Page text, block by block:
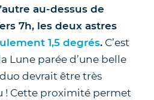
au-dessus de
7h, les deux astres
1,5 degrés. C’est
Lune parée d’une belle
devrait être très
! Cette proximité permet